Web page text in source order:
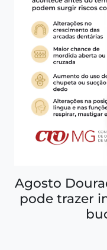
Agosto
pode trazer